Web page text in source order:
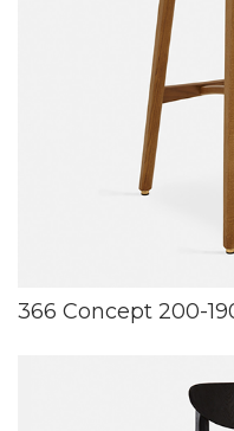
366 Concept 200-